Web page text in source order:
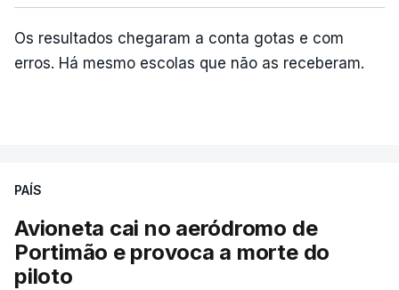
Os resultados chegaram a conta gotas e com
erros. Há mesmo escolas que não as receberam.
PAÍS
Avioneta cai no aeródromo de
Portimão e provoca a morte do
piloto